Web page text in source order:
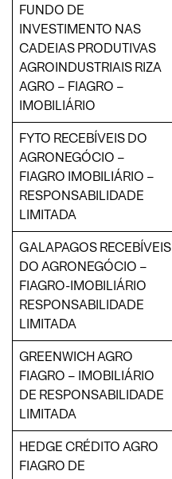
FUNDO DE
INVESTIMENTO NAS
CADEIAS PRODUTIVAS
AGROINDUSTRIAIS RIZA
AGRO – FIAGRO –
IMOBILIÁRIO
FYTO RECEBÍVEIS DO
AGRONEGÓCIO –
FIAGRO IMOBILIÁRIO –
RESPONSABILIDADE
LIMITADA
GALAPAGOS RECEBÍVEIS
DO AGRONEGÓCIO –
FIAGRO-IMOBILIÁRIO
RESPONSABILIDADE
LIMITADA
GREENWICH AGRO
FIAGRO – IMOBILIÁRIO
DE RESPONSABILIDADE
LIMITADA
HEDGE CRÉDITO AGRO
FIAGRO DE